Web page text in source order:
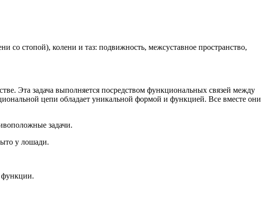
со стопой), колени и таз: подвижность, межсуставное пространство,
Эта задача выполняется посредством функциональных связей между
цепи обладает уникальной формой и функцией. Все вместе они
задачи.
у лошади.
функции.